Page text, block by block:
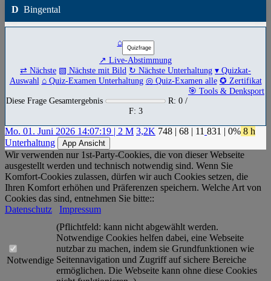
D Bingental
⌂
↗ Live-Abstimmung
⇄ Nächste ▧ Nächste mit Bild ↻ Nächste Unterhaltung ▾ Quizkat-
Auswahl ⌂ Quiz-Examen Unterhaltung ◎ Quiz-Examen alle ✪ Zertifikat
🎯 Tools & Denksport
Diese Frage Gesamtergebnis
R: 0 /
F: 3
Mo. 01. Juni 2026 14:07:19 | 2 M 3,2K 748 | 68 | 11 831 | 0% 8 h
Unterhaltung
App Ansicht
Wir verwenden nur 1st-Party-Cookies, die von dieser Webseite
ausgestellt werden und technisch notwendig sind. Wenn Sie
Komfort-Cookies zulassen, dürfen wir auch Cookies setzen, die
Ihren Komfort erhöhen und Präferenzen speichern. Welche Art von
Cookies das sind, entnehmen Sie bitte::
Datenschutz
Impressum
Notwendige
(Pflichtfeld: kann nicht abgewählt werden.
Notwendige Cookies helfen dabei, eine Webseite
nutzbar zu machen, indem sie Grundfunktionen wie
Seitennavigation und Zugriff auf sichere Bereiche
ermöglichen. Die Webseite kann ohne diese Cookies